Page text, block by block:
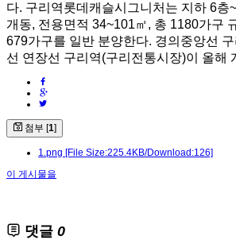
다. 구리역롯데캐슬시그니처는 지하 6층
개동, 전용면적 34~101㎡, 총 1180가구
679가구를 일반 분양한다. 경의중앙선
선 연장선 구리역(구리전통시장)이 올해
첨부 [1]
1.png [File Size:225.4KB/Download:126]
이 게시물을
댓글 0